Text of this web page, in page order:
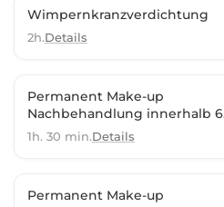
Wimpernkranzverdichtung
2h.Details
Permanent Make-up
Nachbehandlung innerhalb 6
Wochen
1h. 30 min.Details
Permanent Make-up